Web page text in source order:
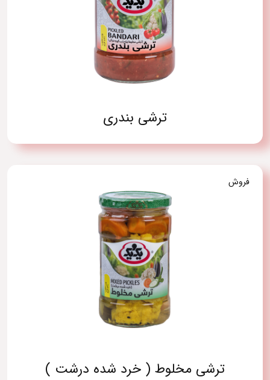
ترشی بندری
فروش
ترشی مخلوط ( خرد شده درشت )